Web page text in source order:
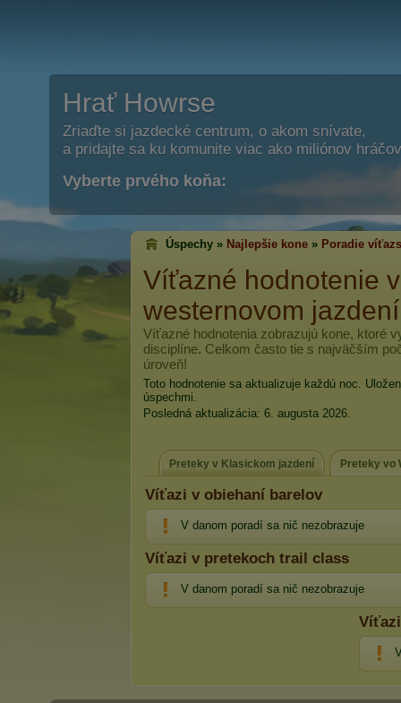
Hrať Howrse
Zriaďte si jazdecké centrum, o akom snívate,
a pridajte sa ku komunite viac ako miliónov
Vyberte prvého koňa:
Úspechy » Najlepšie kone » Poradie
Víťazné hodnotenie
westernovom jazdení
Víťazné hodnotenia zobrazujú kone, ktoré
disciplíne. Celkom často tie s najväčším
úroveň!
Toto hodnotenie sa aktualizuje každú noc.
úspechmi.
Posledná aktualizácia: 6. augusta 2026.
Preteky v Klasickom jazdení Preteky vo
Víťazi v obiehaní barelov
V danom poradí sa nič nezobrazuje
Víťazi v pretekoch trail class
V danom poradí sa nič nezobrazuje